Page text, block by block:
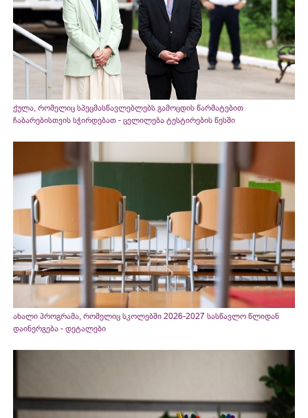
ქულა, რომელიც სპეცმასწავლებლებს გამოცდის წარმატებით
ჩაბარებისთვის სჭირდებათ - ცვლილება ტესტირების წესში
ახალი პროგრამა, რომელიც სკოლებში 2026-2027 სასწავლო წლიდან
დაინერგება - დეტალები